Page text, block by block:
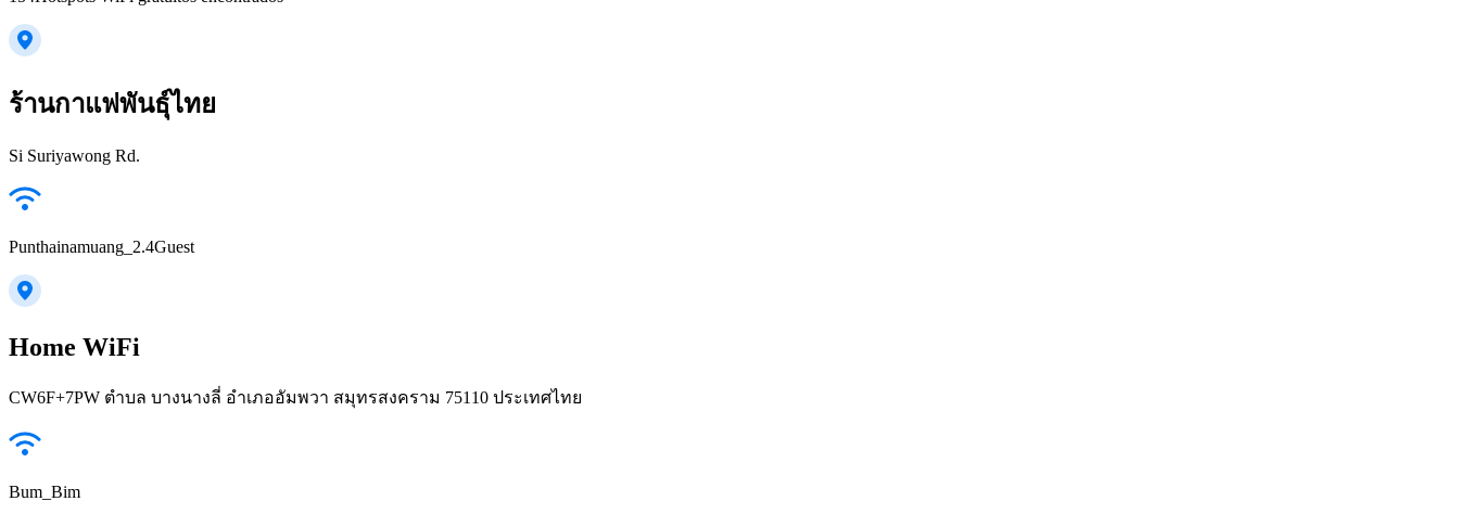
ร้านกาแฟพันธุ์ไทย
Si Suriyawong Rd.
Punthainamuang_2.4Guest
Home WiFi
CW6F+7PW ตำบล บางนางลี่ อำเภออัมพวา สมุทรสงคราม 75110 ประเทศไทย
Bum_Bim